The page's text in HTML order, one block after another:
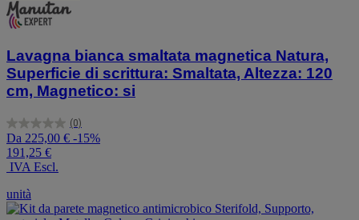
Lavagna bianca smaltata magnetica Natura,
Superficie di scrittura: Smaltata, Altezza: 120
cm, Magnetico: si
(0)
0.0
su
5
stelle.
Da 225,00 € -15%
191,25 €
IVA Escl.
unità